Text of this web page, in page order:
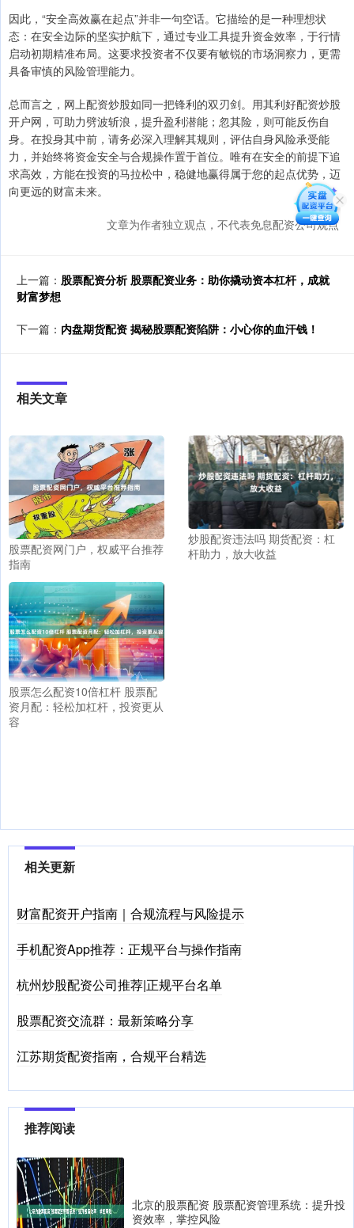
因此，“安全高效赢在起点”并非一句空话。它描绘的是一种理想状
态：在安全边际的坚实护航下，通过专业工具提升资金效率，于行情
启动初期精准布局。这要求投资者不仅要有敏锐的市场洞察力，更需
具备审慎的风险管理能力。
总而言之，网上配资炒股如同一把锋利的双刃剑。用其利好配资炒股
开户网，可助力劈波斩浪，提升盈利潜能；忽其险，则可能反伤自
身。在投身其中前，请务必深入理解其规则，评估自身风险承受能
力，并始终将资金安全与合规操作置于首位。唯有在安全的前提下追
求高效，方能在投资的马拉松中，稳健地赢得属于您的起点优势，迈
向更远的财富未来。
文章为作者独立观点，不代表免息配资公司观点
上一篇： 股票配资分析 股票配资业务：助你撬动资本杠杆，成就
财富梦想
下一篇： 内盘期货配资 揭秘股票配资陷阱：小心你的血汗钱！
相关文章
股票配资网门户，权威平台推荐
指南
炒股配资违法吗 期货配资：杠
杆助力，放大收益
股票怎么配资10倍杠杆 股票配
资月配：轻松加杠杆，投资更从
容
相关更新
财富配资开户指南｜合规流程与风险提示
手机配资App推荐：正规平台与操作指南
杭州炒股配资公司推荐|正规平台名单
股票配资交流群：最新策略分享
江苏期货配资指南，合规平台精选
推荐阅读
北京的股票配资 股票配资管理系统：提升投
资效率，掌控风险